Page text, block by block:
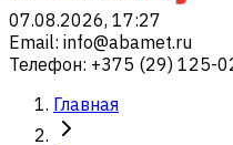
07.08.2026, 17:27
Email: info@abamet.ru
Телефон: +375 (29) 125-
Главная